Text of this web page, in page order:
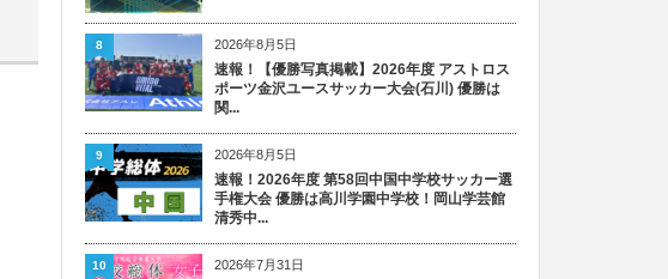
2026年8月5日
速報！【優勝写真掲載】2026年度 アストロス
ポーツ金沢ユースサッカー大会(石川) 優勝は
関...
8
2026年8月5日
速報！2026年度 第58回中国中学校サッカー選
手権大会 優勝は高川学園中学校！岡山学芸館
清秀中...
9
2026年7月31日
10